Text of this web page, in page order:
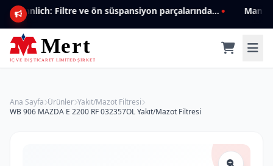
Mannlich: Filtre ve ön süspansiyon parçalarında genişleyen ürün yelpazesiyle kalite ve güven.
Ana Sayfa Ürünler Yakıt/Mazot Filtresi
WB 906 MAZDA E 2200 RF 032357OL Yakıt/Mazot Filtresi